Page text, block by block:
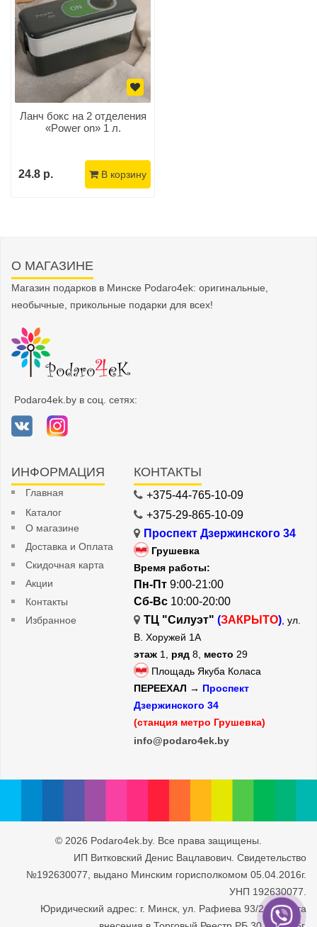
Ланч бокс на 2 отделения
«Power on» 1 л.
24.8 р. В корзину
О МАГАЗИНЕ
Магазин подарков в Минске Podaro4ek: оригинальные,
необычные, прикольные подарки для всех!
Podaro4ek.by в соц. сетях:
ИНФОРМАЦИЯ
Главная
Каталог
О магазине
Доставка и Оплата
Скидочная карта
Акции
Контакты
Избранное
КОНТАКТЫ
+375-44-765-10-09
+375-29-865-10-09
Проспект Дзержинского 34
Грушевка
Время работы:
Пн-Пт 9:00-21:00
Сб-Вс 10:00-20:00
ТЦ "Силуэт" (ЗАКРЫТО), ул.
В. Хоружей 1А
этаж 1, ряд 8, место 29
Площадь Якуба Коласа
ПЕРЕЕХАЛ → Проспект
Дзержинского 34
(станция метро Грушевка)
info@podaro4ek.by
© 2026 Podaro4ek.by. Все права защищены.
ИП Витковский Денис Вацлавович. Свидетельство
№192630077, выдано Минским горисполкомом 05.04.2016г.
УНП 192630077.
Юридический адрес: г. Минск, ул. Рафиева 93/2-71. Дата